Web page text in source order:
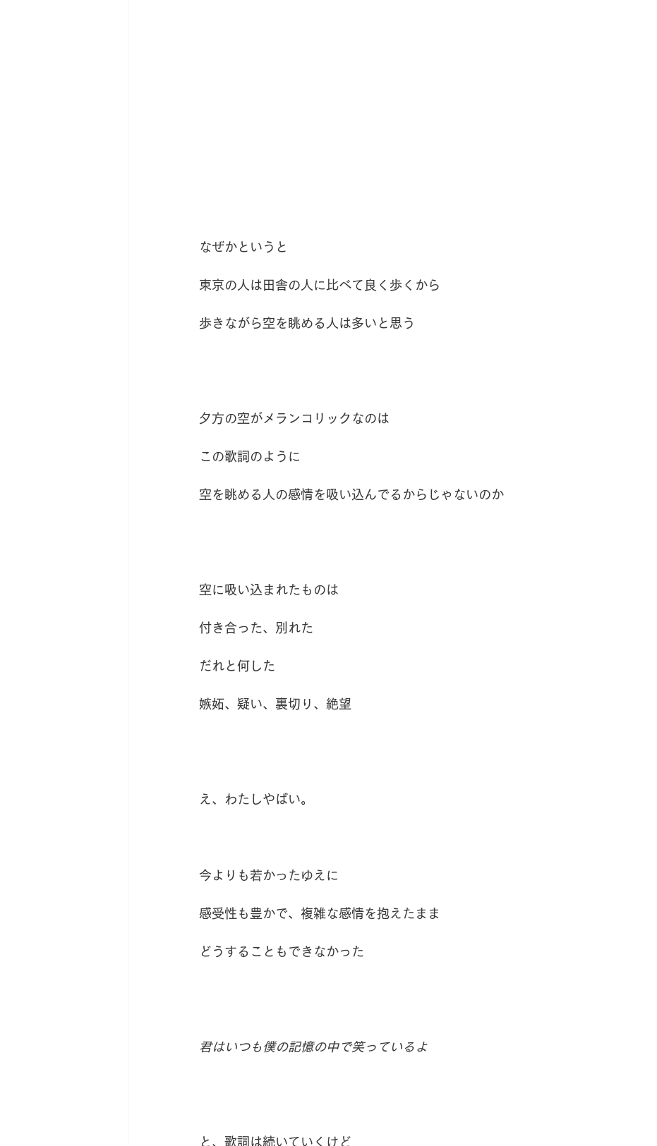
なぜかというと
東京の人は田舎の人に比べて良く歩くから
歩きながら空を眺める人は多いと思う
夕方の空がメランコリックなのは
この歌詞のように
空を眺める人の感情を吸い込んでるからじゃないのか
空に吸い込まれたものは
付き合った、別れた
だれと何した
嫉妬、疑い、裏切り、絶望
え、わたしやばい。
今よりも若かったゆえに
感受性も豊かで、複雑な感情を抱えたまま
どうすることもできなかった
君はいつも僕の記憶の中で笑っているよ
と、歌詞は続いていくけど